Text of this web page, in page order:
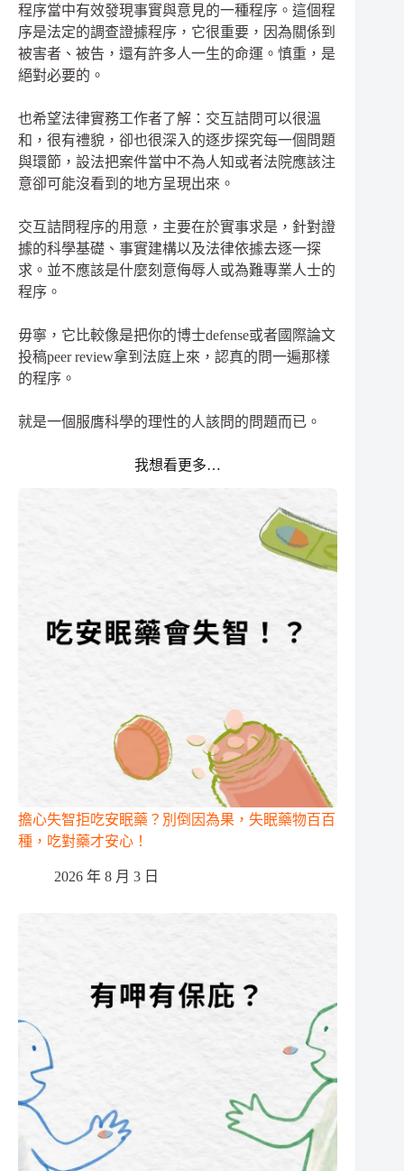
程序當中有效發現事實與意見的一種程序。這個程
序是法定的調查證據程序，它很重要，因為關係到
被害者、被告，還有許多人一生的命運。慎重，是
絕對必要的。
也希望法律實務工作者了解：交互詰問可以很溫
和，很有禮貌，卻也很深入的逐步探究每一個問題
與環節，設法把案件當中不為人知或者法院應該注
意卻可能沒看到的地方呈現出來。
交互詰問程序的用意，主要在於實事求是，針對證
據的科學基礎、事實建構以及法律依據去逐一探
求。並不應該是什麼刻意侮辱人或為難專業人士的
程序。
毋寧，它比較像是把你的博士defense或者國際論文
投稿peer review拿到法庭上來，認真的問一遍那樣
的程序。
就是一個服膺科學的理性的人該問的問題而已。
我想看更多…
擔心失智拒吃安眠藥？別倒因為果，失眠藥物百百
種，吃對藥才安心！
2026 年 8 月 3 日